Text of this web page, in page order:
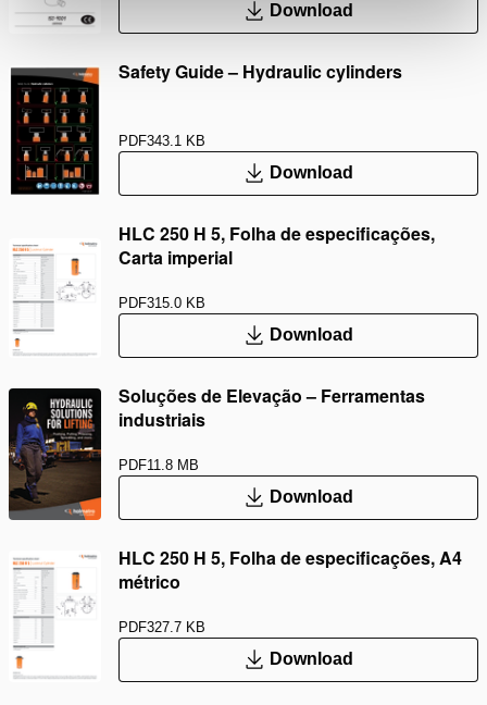
Download
Safety Guide – Hydraulic cylinders
PDF343.1 KB
Download
HLC 250 H 5, Folha de especificações,
Carta imperial
PDF315.0 KB
Download
Soluções de Elevação – Ferramentas
industriais
PDF11.8 MB
Download
HLC 250 H 5, Folha de especificações, A4
métrico
PDF327.7 KB
Download